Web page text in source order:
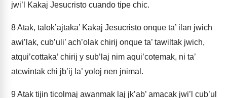
jwi’l Kakaj Jesucristo cuando tipe chic.
8Atak, talok’ajtaka’ Kakaj Jesucristo onque ta’ ilan jwich
awi’lak, cub’uli’ ach’olak chirij onque ta’ tawiltak jwich,
atqui’cottaka’ chirij y sub’laj nim aqui’cotemak, ni ta’
atcwintak chi jb’ij la’ yoloj nen jnimal.
9Atak tijin ticolmaj awanmak laj jk’ab’ amacak jwi’l cub’ul